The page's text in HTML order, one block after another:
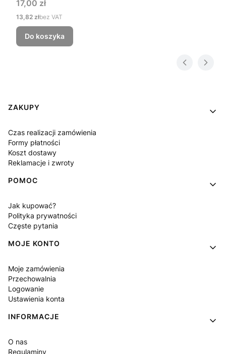
Cena
17,00 zł
Cena
13,82 złbez VAT
Do koszyka
Linki w stopce
ZAKUPY
Czas realizacji zamówienia
Formy płatności
Koszt dostawy
Reklamacje i zwroty
POMOC
Jak kupować?
Polityka prywatności
Częste pytania
MOJE KONTO
Moje zamówienia
Przechowalnia
Logowanie
Ustawienia konta
INFORMACJE
O nas
Regulaminy